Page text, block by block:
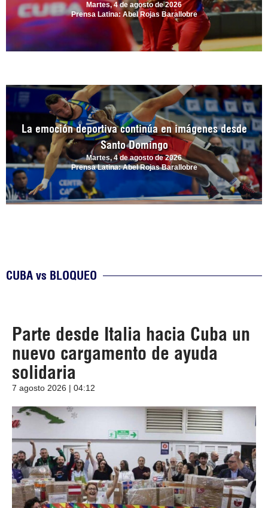
Martes, 4 de agosto de 2026
Prensa Latina: Abel Rojas Barallobre
La emoción deportiva continúa en imágenes desde
Santo Domingo
Martes, 4 de agosto de 2026
Prensa Latina: Abel Rojas Barallobre
CUBA vs BLOQUEO
Parte desde Italia hacia Cuba un
nuevo cargamento de ayuda
solidaria
7 agosto 2026 | 04:12